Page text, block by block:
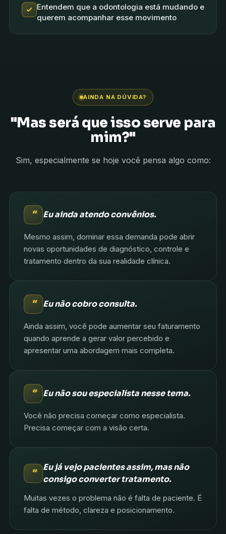
Entendem que a odontologia está mudando e
querem acompanhar esse movimento
AINDA NA DÚVIDA?
"Mas será que isso serve para
mim?"
Sim, especialmente se hoje você pensa algo como:
" Eu ainda atendo convênios.
Mesmo assim, dominar essa demanda pode abrir
novas oportunidades de diagnóstico, controle e
tratamento dentro da sua realidade clínica.
" Eu não cobro consulta.
Ainda assim, você pode aumentar seu faturamento
quando aprende a gerar valor percebido e
apresentar uma abordagem mais completa.
" Eu não sou especialista nesse tema.
Você não precisa começar como especialista.
Precisa começar com a visão certa.
"
Eu já vejo pacientes assim, mas não
consigo converter tratamento.
Muitas vezes o problema não é falta de paciente. É
falta de método, clareza e posicionamento.